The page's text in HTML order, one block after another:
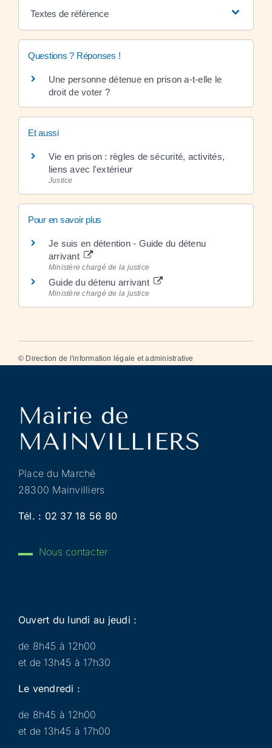
Textes de référence
Questions ? Réponses !
Une personne détenue en prison a-t-elle le
droit de voter ?
Et aussi
Vie en prison : règles de sécurité, activités,
liens avec l'extérieur
Justice
Pour en savoir plus
Je suis en détention - Guide du détenu
arrivant
Ministère chargé de la justice
Guide du détenu arrivant
Ministère chargé de la justice
© Direction de l'information légale et administrative
Place du Marché
28300 Mainvilliers
Tél. : 02 37 18 56 80
Nous contacter
Ouvert du lundi au jeudi :
de 8h45 à 12h00
et de 13h45 à 17h30
Le vendredi :
de 8h45 à 12h00
et de 13h45 à 17h00